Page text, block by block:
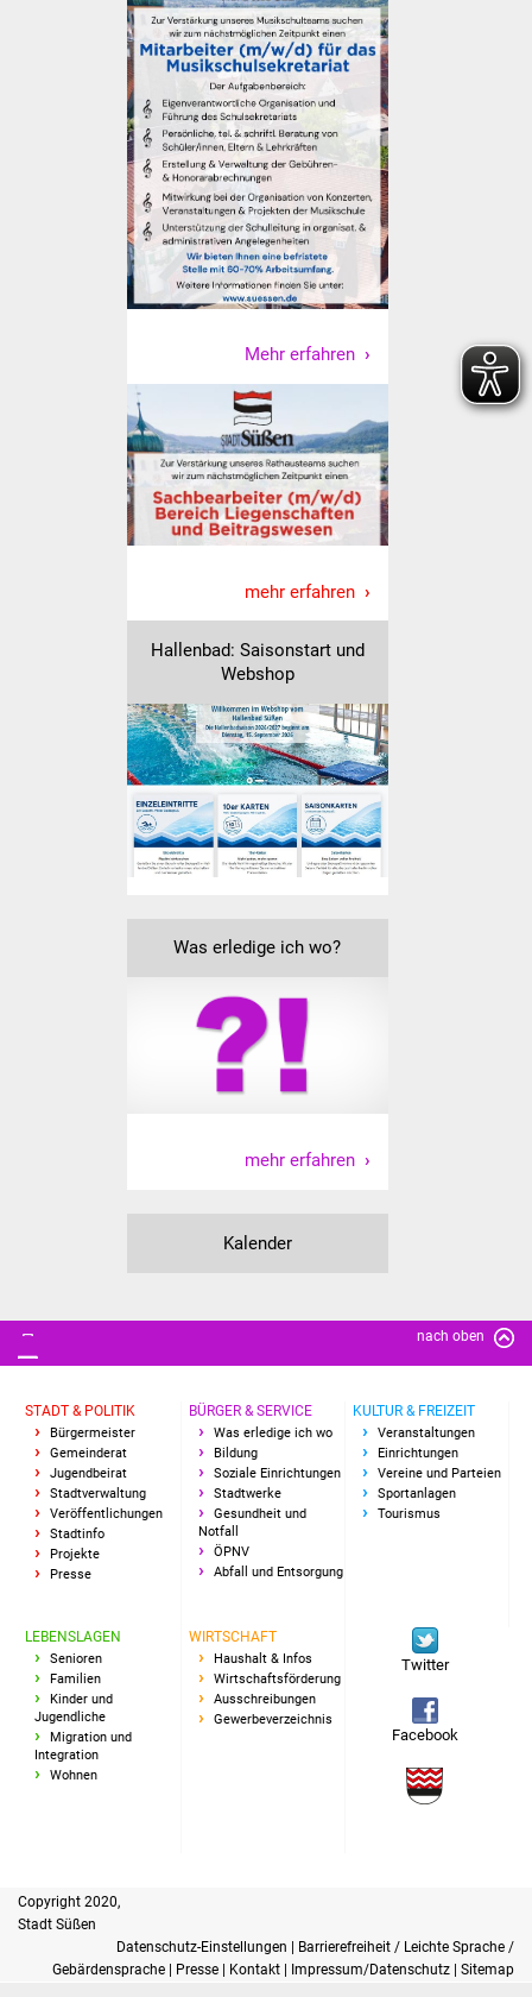
Ältere
Seniorenwohn- und
Pflegeheim
Familien
Familientreff
Kinder und Jugendliche
Freundeskreis Asyl
Ukraine-Hilfe
Wohnen
Bauen in Süßen
Wohnimmobilien +
Baugrundstücke
Wirtschaft
Haushalt & Infos
Wirtschaftsförderung
Ausschreibungen
Öffentliche
Europaweite
Beschränkte
Freihändige Vergabe
Gewerbe - Selbsteintrag
Mehr erfahren
mehr erfahren
Hallenbad: Saisonstart und
Webshop
Was erledige ich wo?
mehr erfahren
Kalender
nach oben
STADT & POLITIK
Bürgermeister
Gemeinderat
Jugendbeirat
Stadtverwaltung
Veröffentlichungen
Stadtinfo
Projekte
Presse
BÜRGER & SERVICE
Was erledige ich wo
Bildung
Soziale Einrichtungen
Stadtwerke
Gesundheit und
Notfall
ÖPNV
Abfall und Entsorgung
KULTUR & FREIZEIT
Veranstaltungen
Einrichtungen
Vereine und Parteien
Sportanlagen
Tourismus
LEBENSLAGEN
Senioren
Familien
Kinder und
Jugendliche
Migration und
Integration
Wohnen
WIRTSCHAFT
Haushalt & Infos
Wirtschaftsförderung
Ausschreibungen
Gewerbeverzeichnis
Twitter
Facebook
Copyright 2020,
Stadt Süßen
Datenschutz-Einstellungen
Barrierefreiheit / Leichte Sprache /
Gebärdensprache
Presse Kontakt Impressum/Datenschutz Sitemap